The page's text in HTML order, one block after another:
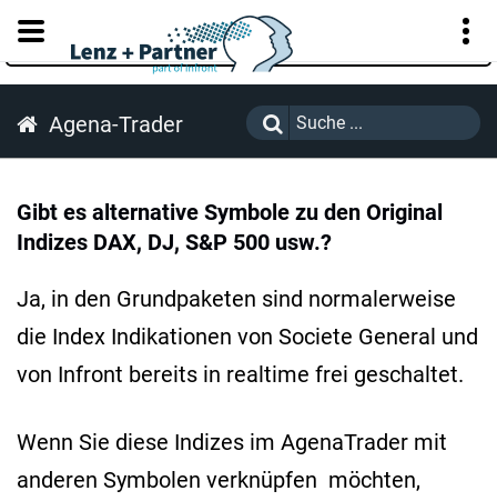
KUNDENPORTAL
Agena-Trader
Gibt es alternative Symbole zu den Original
Indizes DAX, DJ, S&P 500 usw.?
Ja, in den Grundpaketen sind normalerweise
die Index Indikationen von Societe General und
von Infront bereits in realtime frei geschaltet.
Wenn Sie diese Indizes im AgenaTrader mit
anderen Symbolen verknüpfen möchten,